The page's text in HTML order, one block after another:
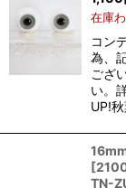
在庫
コン
為、
ござ
い。
UP!
[
TN-